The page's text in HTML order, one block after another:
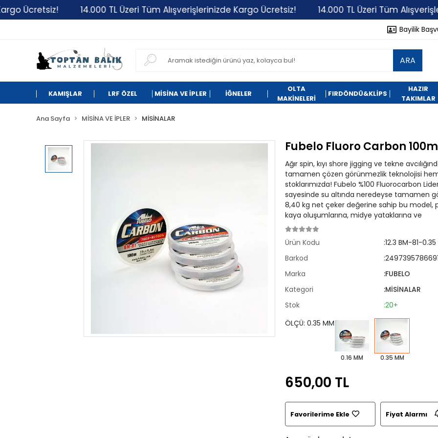
14.000 TL Üzeri Tüm Alışverişlerinizde Kargo Ücretsiz! 14.000 TL Üzeri Tüm
Bayilik
ARA
KAMIŞLAR LRF ÖZEL MİSİNA VE İPLER İĞNELER
OLTA
MAKİNELERİ
FIRDÖNDÜ&KLİPS
HAZIR
TAKIMLAR
Ana Sayfa MİSİNA VE İPLER MİSİNALAR
Fubelo Fluoro Carbon
Ağır spin, kıyı shore jigging ve tekne
tamamen çözen görünmezlik teknolojisi
stoklarımızda! Fubelo %100 Fluorocarbon
sayesinde su altında neredeyse tamamen
8,40 kg net çeker değerine sahip bu model,
kaya oluşumlarına, midye yataklarına ve
Ürün Kodu
:12.3 BM-81-0.35
Barkod
Marka
:FUBELO
Kategori
:MİSİNALAR
Stok
:20+
ÖLÇÜ: 0.35 MM
0.16 MM 0.35 MM
650,00 TL
Favorilerime Ekle Fiyat Alarmı